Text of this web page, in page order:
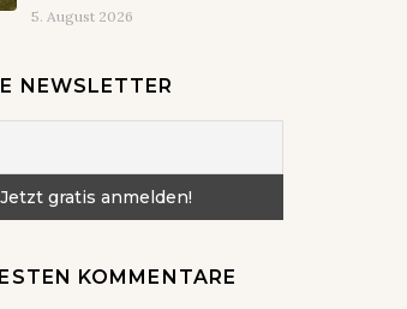
5. August 2026
NEWSLETTER
KOMMENTARE